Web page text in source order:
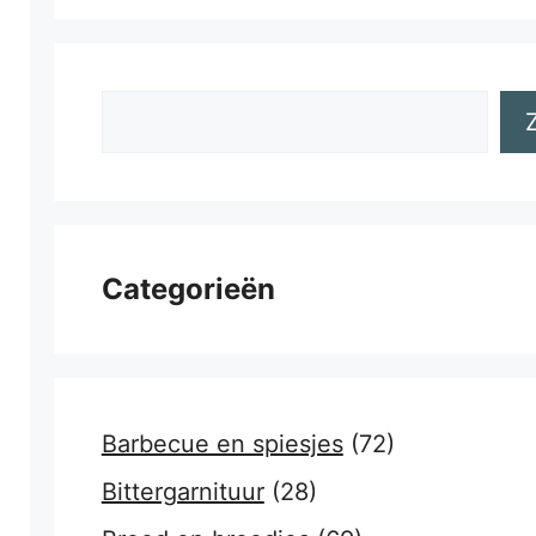
Categorieën
Barbecue en spiesjes(72)
Bittergarnituur(28)